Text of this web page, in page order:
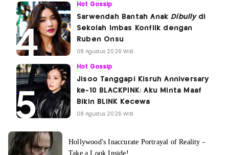
Hot Gossip
Sarwendah Bantah Anak Dibullydi
Sekolah Imbas Konflik dengan
Ruben Onsu
08 Agustus 2026 WIB
Hot Gossip
Jisoo Tanggapi Kisruh Anniversary
ke-10 BLACKPINK: Aku Minta Maaf
Bikin BLINK Kecewa
08 Agustus 2026 WIB